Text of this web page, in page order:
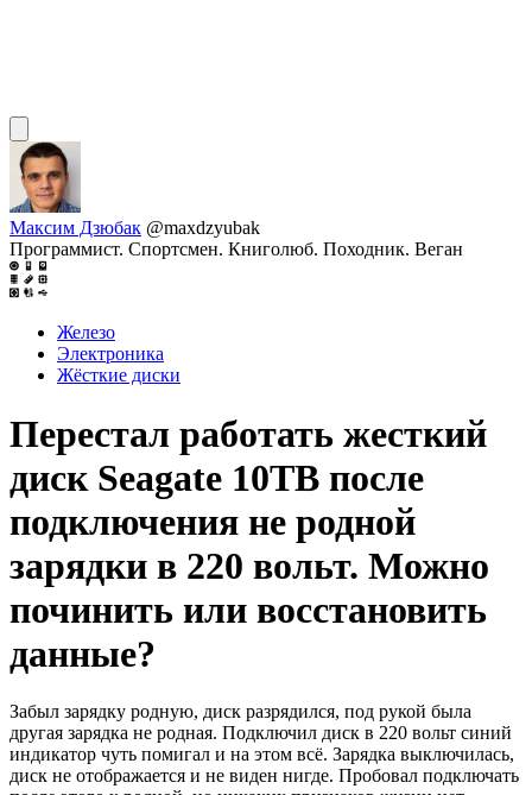
Максим Дзюбак @maxdzyubak
Программист. Спортсмен. Книголюб. Походник. Веган
Железо
Электроника
Жёсткие диски
Перестал работать жесткий
диск Seagate 10TB после
подключения не родной
зарядки в 220 вольт. Можно
починить или восстановить
данные?
Забыл зарядку родную, диск разрядился, под рукой была
другая зарядка не родная. Подключил диск в 220 вольт синий
индикатор чуть помигал и на этом всё. Зарядка выключилась,
диск не отображается и не виден нигде. Пробовал подключать